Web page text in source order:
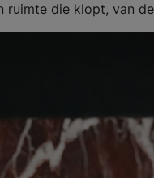
ruimte die klopt, van